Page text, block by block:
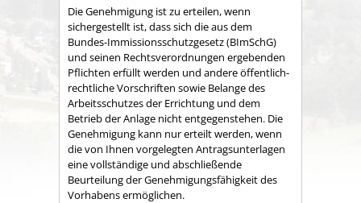
Die Genehmigung ist zu erteilen, wenn
sichergestellt ist, dass sich die aus dem
Bundes-Immissionsschutzgesetz (BImSchG)
und seinen Rechtsverordnungen ergebenden
Pflichten erfüllt werden und andere öffentlich-
rechtliche Vorschriften sowie Belange des
Arbeitsschutzes der Errichtung und dem
Betrieb der Anlage nicht entgegenstehen. Die
Genehmigung kann nur erteilt werden, wenn
die von Ihnen vorgelegten Antragsunterlagen
eine vollständige und abschließende
Beurteilung der Genehmigungsfähigkeit des
Vorhabens ermöglichen.